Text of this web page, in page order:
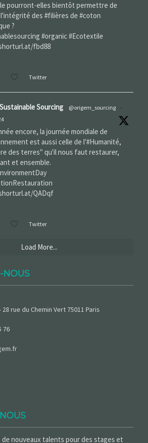
pourront-elles bientôt permettre de
des #filières de #coton
?
#organic #Ecotextile
fbd88
Twitter
Sourcing @origem_sourcing
·
encore, la journée mondiale de
est aussi celle de l'#Humanité,
des terres" qu'il nous faut restaurer,
et ensemble.
QADqf
Twitter
Load More...
NOUS
rue du Chemin Vert 75011 Paris
76
nouveaux talents pour des stages et